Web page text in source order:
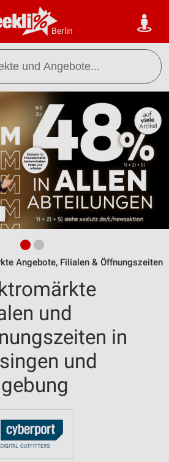
Berlin
Angebote, Filialen & Öffnungszeiten
und
in
und